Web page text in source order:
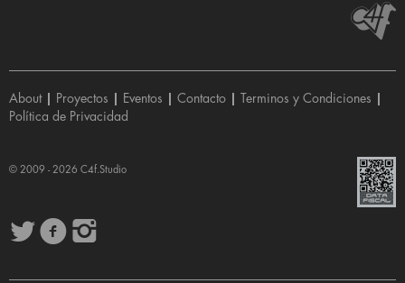
About| Proyectos Eventos Contacto Terminos y Condiciones
Política de Privacidad
© 2009 - 2026 C4f.Studio